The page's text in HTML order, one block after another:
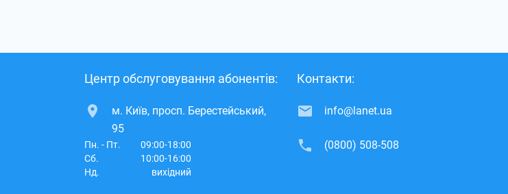
Центр обслуговування абонентів:
м. Київ, просп. Берестейський,
95
Пн. - Пт.
09:00-18:00
Сб.
10:00-16:00
Нд.
вихідний
Контакти:
info@lanet.ua
(0800) 508-508